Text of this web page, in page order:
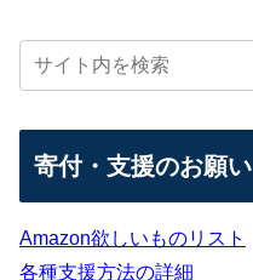
寄付・支援のお願い
Amazon欲しいものリスト
各種支援方法の詳細